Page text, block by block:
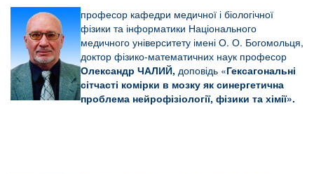
професор кафедри медичної і біологічної
фізики та інформатики Національного
медичного університету імені О. О. Богомольця,
доктор фізико-математичних наук професор
Олександр ЧАЛИЙ, доповідь «Гексагональні
сітчасті комірки в мозку як синергетична
проблема нейрофізіології, фізики та хімії».